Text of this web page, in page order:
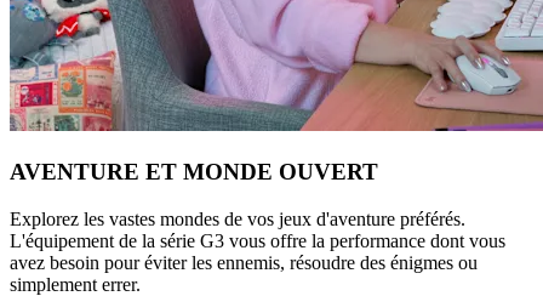
AVENTURE ET MONDE OUVERT
Explorez les vastes mondes de vos jeux d'aventure préférés.
L'équipement de la série G3 vous offre la performance dont vous
avez besoin pour éviter les ennemis, résoudre des énigmes ou
simplement errer.